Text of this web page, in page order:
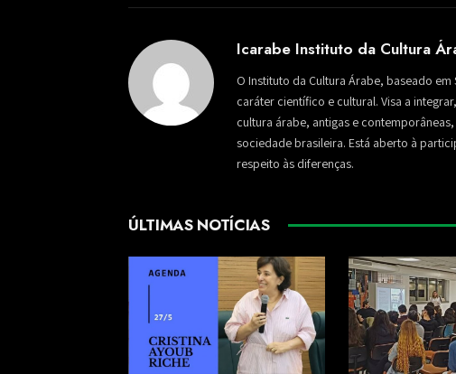
Icarabe Instituto da Cultura
O Instituto da Cultura Árabe, baseado
caráter científico e cultural. Visa a
cultura árabe, antigas e
sociedade brasileira. Está aberto à
respeito às diferenças.
ÚLTIMAS NOTÍCIAS